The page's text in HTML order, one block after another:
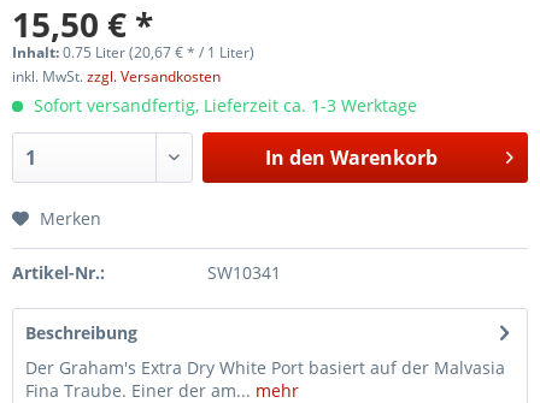
15,50 € *
Inhalt:0.75 Liter (20,67 € * / 1 Liter)
inkl. MwSt.zzgl. Versandkosten
Sofort versandfertig, Lieferzeit ca. 1-3 Werktage
In den Warenkorb
Merken
Artikel-Nr.: SW10341
Beschreibung
Der Graham's Extra Dry White Port basiert auf der Malvasia
Fina Traube. Einer der am... mehr